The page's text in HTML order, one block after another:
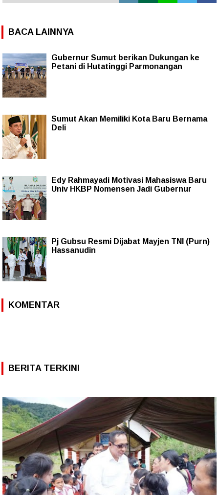
BACA LAINNYA
Gubernur Sumut berikan Dukungan ke
Petani di Hutatinggi Parmonangan
Sumut Akan Memiliki Kota Baru Bernama
Deli
Edy Rahmayadi Motivasi Mahasiswa Baru
Univ HKBP Nomensen Jadi Gubernur
Pj Gubsu Resmi Dijabat Mayjen TNI (Purn)
Hassanudin
KOMENTAR
BERITA TERKINI